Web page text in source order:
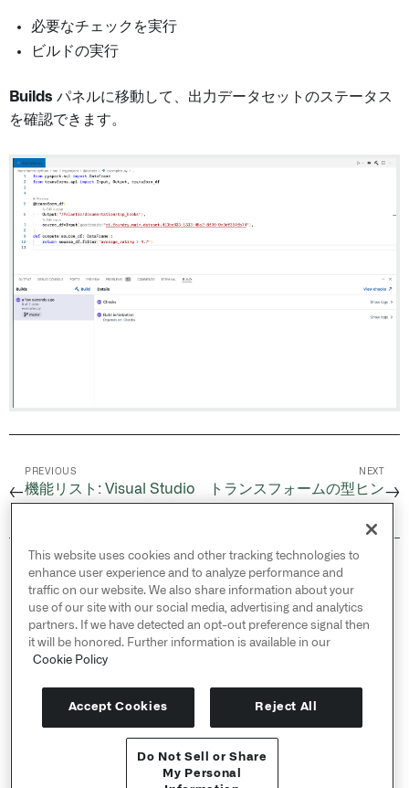
必要なチェックを実行
ビルドの実行
Builds パネルに移動して、出力データセットのステータス
を確認できます。
←
PREVIOUS
機能リスト: Visual Studio
NEXT
トランスフォームの型ヒン→
© 2026 Palantir Technologies Inc. All rights
reserved.
Cookies Statement ↗
Privacy Statement ↗
Terms of Use ↗
Do Not Sell or Share My Personal Information
This website uses cookies and other tracking technologies to
enhance user experience and to analyze performance and
traffic on our website. We also share information about your
use of our site with our social media, advertising and analytics
partners. If we have detected an opt-out preference signal then
it will be honored. Further information is available in our
Cookie Policy
Accept Cookies Reject All
Do Not Sell or Share
My Personal